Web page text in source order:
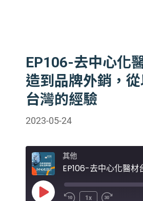
EP106-去中心化
造到品牌外銷，
台灣的經驗
2023-05-24
其他
Play 1x